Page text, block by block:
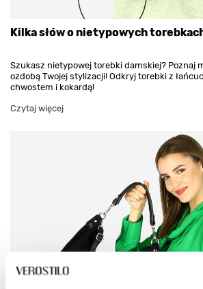
Kilka słów o nietypowych
Szukasz nietypowej torebki damskiej? Poznaj
ozdobą Twojej stylizacji! Odkryj torebki z
chwostem i kokardą!
Czytaj więcej